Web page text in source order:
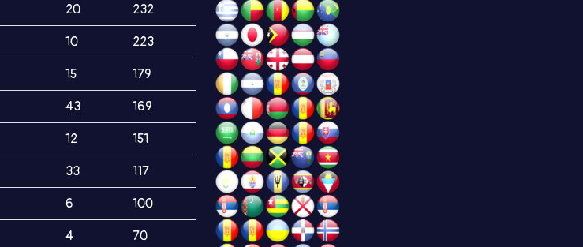
20 232
10 223
15 179
43 169
12 151
33 117
6 100
4 70